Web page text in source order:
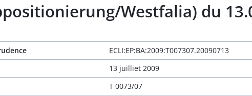
Westfalia) du
ECLI:EP:BA:2009:T007307.20090713
13 juilliet 2009
T 0073/07